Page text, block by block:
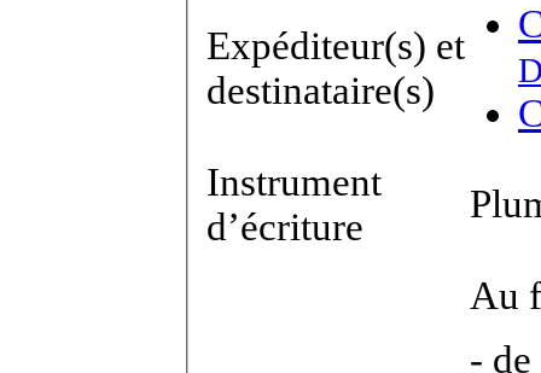
Expéditeur(s) et
destinataire(s)
Instrument
d’écriture
Au
-